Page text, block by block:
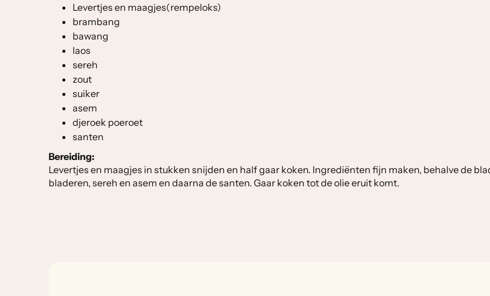
Levertjes en maagjes(rempeloks)
brambang
bawang
laos
sereh
zout
suiker
asem
djeroek poeroet
santen
Bereiding:
Levertjes en maagjes in stukken snijden en half gaar koken. Ingrediënten fijn maken, behalve de
bladeren, sereh en asem en daarna de santen. Gaar koken tot de olie eruit komt.